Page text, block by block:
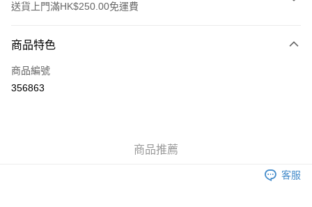
送貨上門滿HK$250.00免運費
信用卡
Apple Pay
商品特色
商品編號
356863
商品推薦
客服